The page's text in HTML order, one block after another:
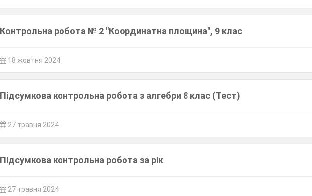
Контрольна робота № 2 "Координатна площина", 9 клас
18 жовтня 2024
Підсумкова контрольна робота з алгебри 8 клас (Тест)
27 травня 2024
Підсумкова контрольна робота за рік
27 травня 2024